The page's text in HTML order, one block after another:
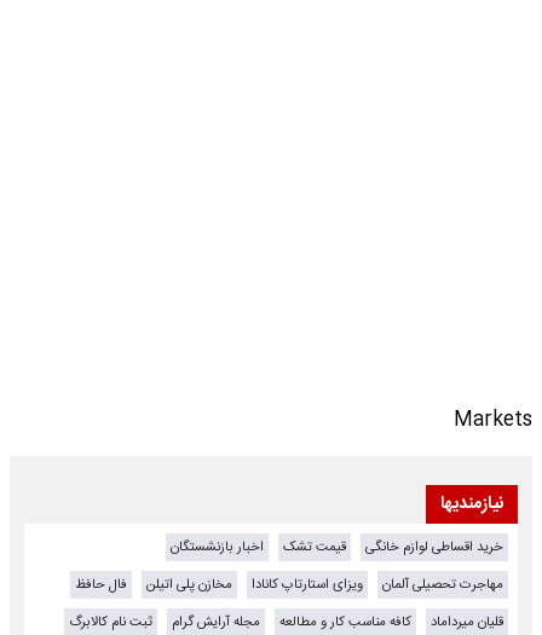
Markets
نیازمندیها
خرید اقساطی لوازم خانگی قیمت تشک
اخبار بازنشستگان
مهاجرت تحصیلی آلمان
ویزای استارتاپ کانادا مخازن پلی اتیلن
فال حافظ
قلیان میرداماد
کافه مناسب کار و مطالعه مجله آرایش گرام ثبت نام کالابرگ